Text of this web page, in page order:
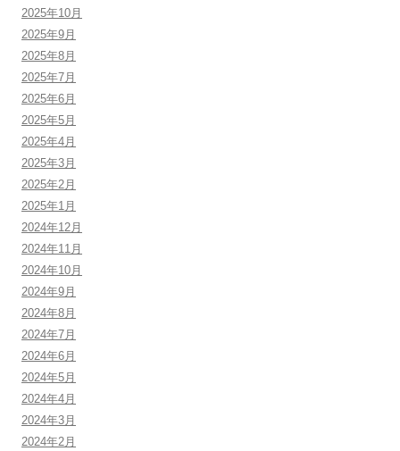
2025年10月
2025年9月
2025年8月
2025年7月
2025年6月
2025年5月
2025年4月
2025年3月
2025年2月
2025年1月
2024年12月
2024年11月
2024年10月
2024年9月
2024年8月
2024年7月
2024年6月
2024年5月
2024年4月
2024年3月
2024年2月